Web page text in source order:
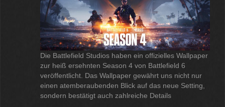
Die Battlefield Studios haben ein offizielles Wallpaper
zur heiß ersehnten Season 4 von Battlefield 6
veröffentlicht. Das Wallpaper gewährt uns nicht nur
einen atemberaubenden Blick auf das neue Setting,
sondern bestätigt auch zahlreiche Details